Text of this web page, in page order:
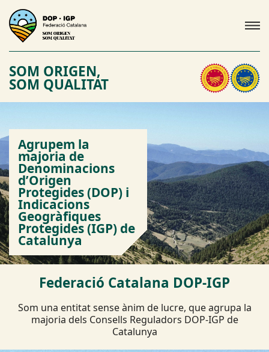
SOM ORIGEN,
SOM QUALITAT
Agrupem la
majoria de
Denominacions
d’Origen
Protegides (DOP) i
Indicacions
Geogràfiques
Protegides (IGP) de
Catalunya
Federació Catalana DOP-IGP
Som una entitat sense ànim de lucre, que agrupa la
majoria dels Consells Reguladors DOP-IGP de
Catalunya